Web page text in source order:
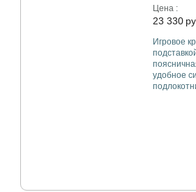
Цена :
23 330
Игровое
удобное